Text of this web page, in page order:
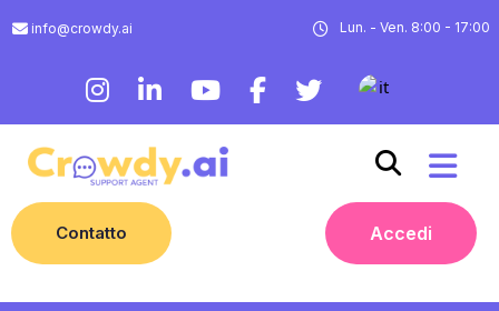
info@crowdy.ai Lun. - Ven. 8:00 - 17:00
Contatto Accedi